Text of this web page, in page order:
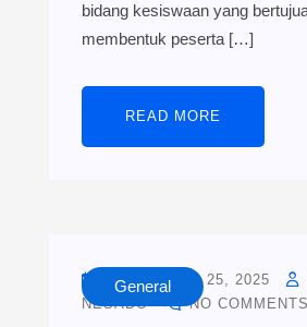
bidang kesiswaan yang
membentuk peserta […]
READ MORE
General
SEPTEMBER 25, 2025
NESADO
NO COMMENTS